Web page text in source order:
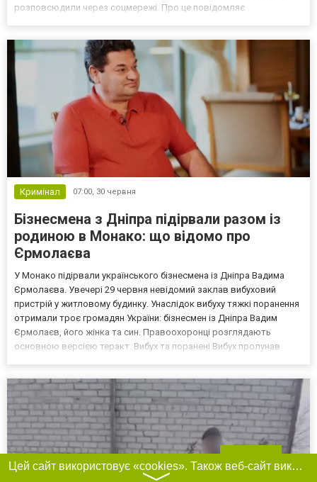
Фільтри
розповсюдили через соцмережі. Про це повідомляє
Кримінал 07:00, 30 червня
Бізнесмена з Дніпра підірвали разом із
родиною в Монако: що відомо про
Єрмолаєва
У Монако підірвали українського бізнесмена із Дніпра Вадима
Єрмолаєва. Увечері 29 червня невідомий заклав вибуховий
пристрій у житловому будинку. Унаслідок вибуху тяжкі поранення
отримали троє громадян України: бізнесмен із Дніпра Вадим
Єрмолаєв, його жінка та син. Правоохоронці розглядають
основною версією теракт. Вибух та поранені Вибух пролунав
Цей сайт використовує «cookies». Також веб-сайт використовує інтернет-сервіс для збору технічних даних стосовно відвідувачів з метою отримання маркетингової та статистичної інформації. Умови обробки даних відвідувачів сайту див.
〉